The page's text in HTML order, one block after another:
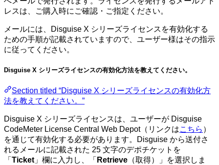
レスは、ご購入時にご確認・ご指定ください。
メールには、Disguise X シリーズライセンスを有効化する
ための手順が記載されていますので、ユーザー様はその指示
に従ってください。
Disguise X シリーズライセンスの有効化方法を教えてください。
Section titled “Disguise X シリーズライセンスの有効化方
法を教えてください。”
Disguise X シリーズライセンスは、ユーザーが Disguise
CodeMeter License Central Web Depot（リンクはこちら ）
を通じて有効化する必要があります。Disguise から送付さ
れるメールに記載された 25 文字のデポチケットを
「 Ticket 」欄に入力し、「 Retrieve （取得）」を選択しま